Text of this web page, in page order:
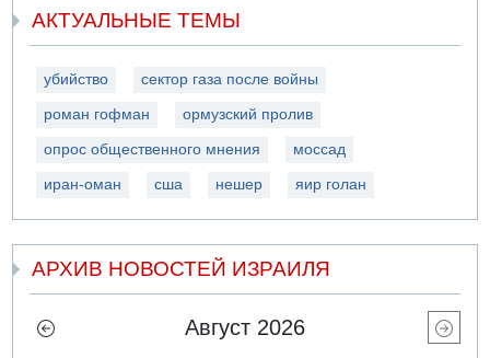
АКТУАЛЬНЫЕ ТЕМЫ
убийство сектор газа после войны
роман гофман ормузский пролив
опрос общественного мнения моссад
иран-оман сша нешер яир голан
АРХИВ НОВОСТЕЙ ИЗРАИЛЯ
Август 2026